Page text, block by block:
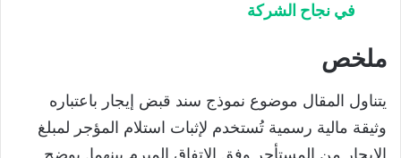
في نجاح الشركة
ملخص
يتناول المقال موضوع نموذج سند قبض إيجار باعتباره
وثيقة مالية رسمية تُستخدم لإثبات استلام المؤجر لمبلغ
الإيجار من المستأجر وفق الاتفاق المبرم بينهما. يوضح